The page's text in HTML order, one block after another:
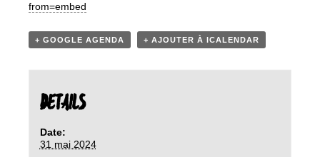
from=embed
+ GOOGLE AGENDA + AJOUTER À ICALENDAR
DETAILS
Date:
31 mai 2024